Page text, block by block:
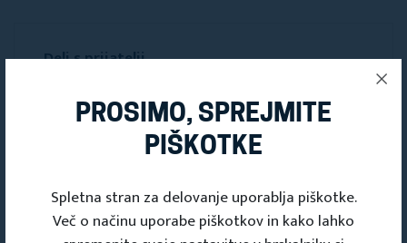
Deli s prijatelji
PROSIMO, SPREJMITE
PIŠKOTKE
Spletna stran za delovanje uporablja piškotke.
Več o načinu uporabe piškotkov in kako lahko